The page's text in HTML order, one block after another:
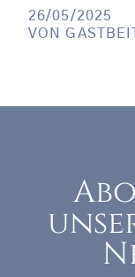
26/05/2025
VON